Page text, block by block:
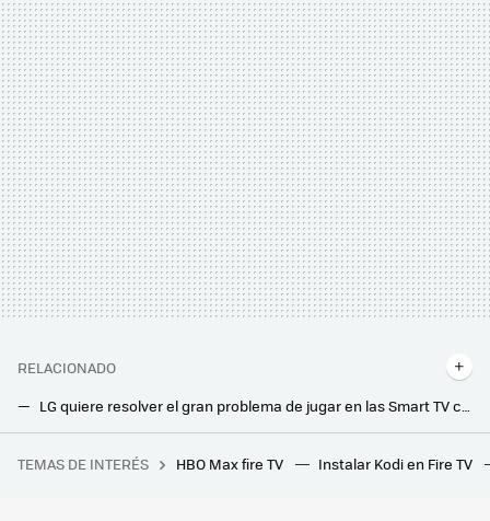
RELACIONADO
LG quiere resolver el gran problema de jugar en las Smart TV con los mandos inalámbricos actuales: así pretenden arreglarlo
Parecía imposible, pero LG ya está actualizando teles de años anteriores a la última versión, y trae una gran novedad
Imagina faltar un día al rodaje de Breaking Bad y que los guionistas terminen creando uno de los personajes más carismáticos de la serie en tu ausencia
TEMAS DE INTERÉS HBO Max fire TV Instalar Kodi en Fire TV